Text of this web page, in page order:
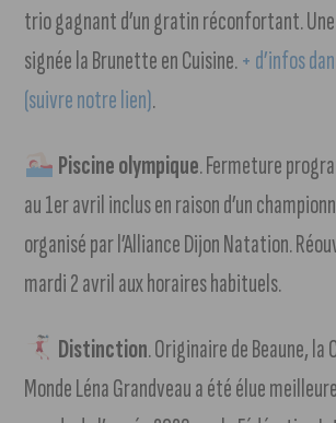
trio gagnant d’un gratin réconfortant.
signée la Brunette en Cuisine.+ d’infos
(suivre notre lien).
Piscine olympique. Fermeture
au 1er avril inclus en raison d’un
organisé par l’Alliance Dijon Natation.
mardi 2 avril aux horaires habituels.
Distinction. Originaire de Beaune, la
Monde Léna Grandveau a été élue